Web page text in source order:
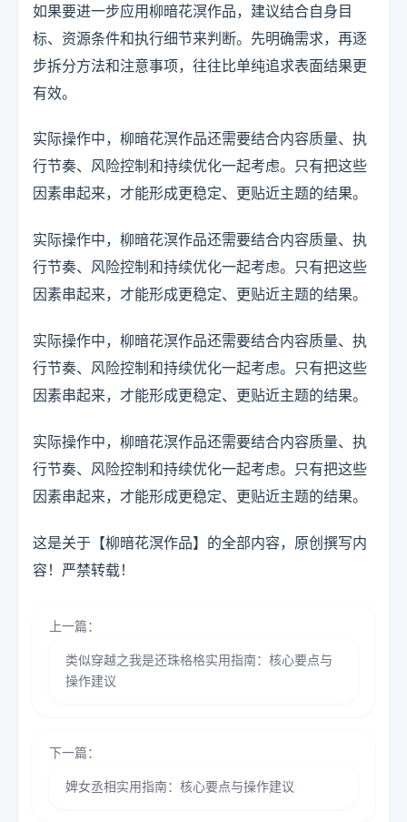
如果要进一步应用柳暗花溟作品，建议结合自身目
标、资源条件和执行细节来判断。先明确需求，再逐
步拆分方法和注意事项，往往比单纯追求表面结果更
有效。
实际操作中，柳暗花溟作品还需要结合内容质量、执
行节奏、风险控制和持续优化一起考虑。只有把这些
因素串起来，才能形成更稳定、更贴近主题的结果。
实际操作中，柳暗花溟作品还需要结合内容质量、执
行节奏、风险控制和持续优化一起考虑。只有把这些
因素串起来，才能形成更稳定、更贴近主题的结果。
实际操作中，柳暗花溟作品还需要结合内容质量、执
行节奏、风险控制和持续优化一起考虑。只有把这些
因素串起来，才能形成更稳定、更贴近主题的结果。
实际操作中，柳暗花溟作品还需要结合内容质量、执
行节奏、风险控制和持续优化一起考虑。只有把这些
因素串起来，才能形成更稳定、更贴近主题的结果。
这是关于【柳暗花溟作品】的全部内容，原创撰写内
容！严禁转载！
上一篇：
类似穿越之我是还珠格格实用指南：核心要点与
操作建议
下一篇：
婢女丞相实用指南：核心要点与操作建议